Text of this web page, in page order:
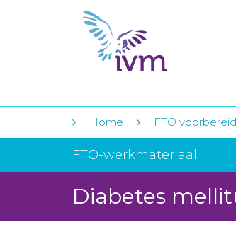
Home FTO
FTO-werkmateriaal
Diabetes